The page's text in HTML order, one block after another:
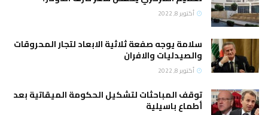
أكتوبر 8, 2022
سلامة يوجه صفعة ثلاثية الابعاد لتجار المحروقات
والصيدليات والافران
أكتوبر 8, 2022
توقف المباحثات لتشكيل الحكومة الميقاتية بعد
أطماع باسيلية